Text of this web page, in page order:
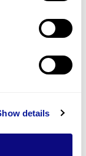
details
이퍼 증